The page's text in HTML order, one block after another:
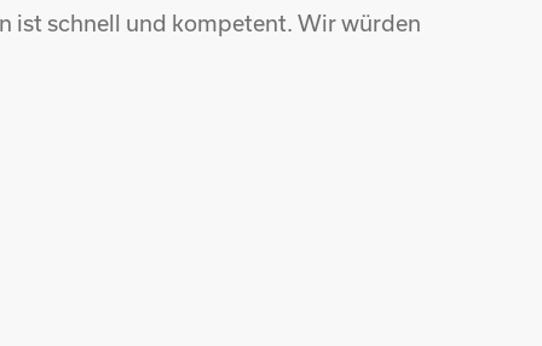
ist schnell und kompetent. Wir würden